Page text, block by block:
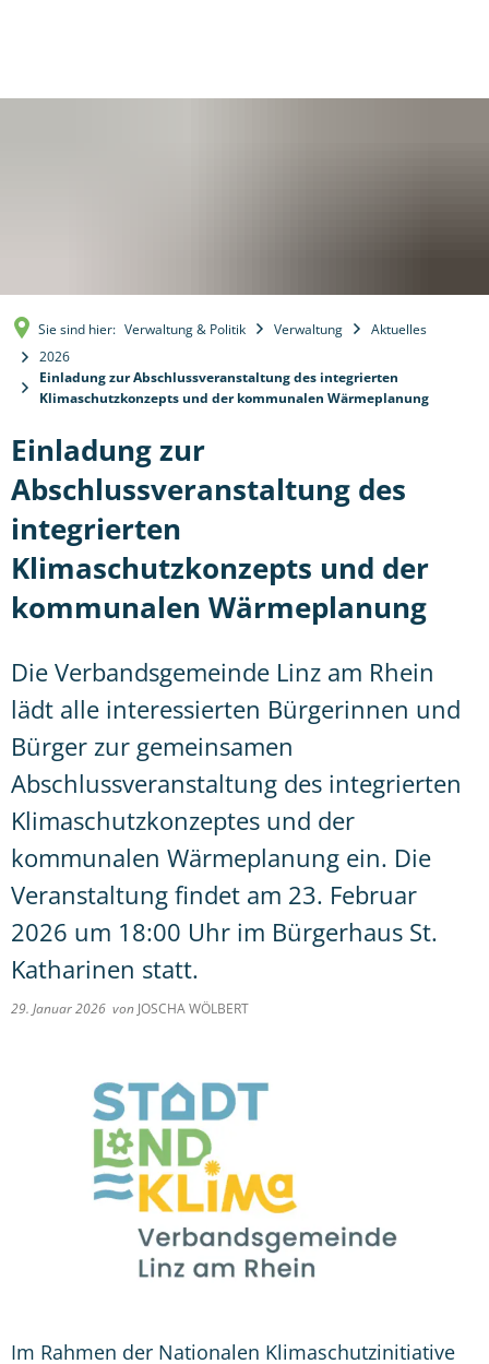
Sie sind hier: Verwaltung & Politik Verwaltung
Aktuelles
2026
Einladung zur Abschlussveranstaltung des integrierten
Klimaschutzkonzepts und der kommunalen Wärmeplanung
Einladung zur
Abschlussveranstaltung des
integrierten
Klimaschutzkonzepts und der
kommunalen Wärmeplanung
Die Verbandsgemeinde Linz am Rhein
lädt alle interessierten Bürgerinnen und
Bürger zur gemeinsamen
Abschlussveranstaltung des integrierten
Klimaschutzkonzeptes und der
kommunalen Wärmeplanung ein. Die
Veranstaltung findet am 23. Februar
2026 um 18:00 Uhr im Bürgerhaus St.
Katharinen statt.
29. Januar 2026 von JOSCHA WÖLBERT
Im Rahmen der Nationalen Klimaschutzinitiative